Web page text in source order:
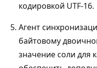
кодировкой UTF-16.
Агент
байтовому
значение соли для